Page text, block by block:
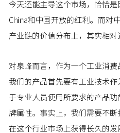
今天还能主导这个市场，恰恰
China和中国开放的红利。而对
产业链的价值分布上，其实相对
对泉峰而言，作为一个工业消
我们的产品首先要有工业技术
于专业人员使用所要求的产品
牌属性。事实上，我们需要不
在这个行业市场上获得长久的发